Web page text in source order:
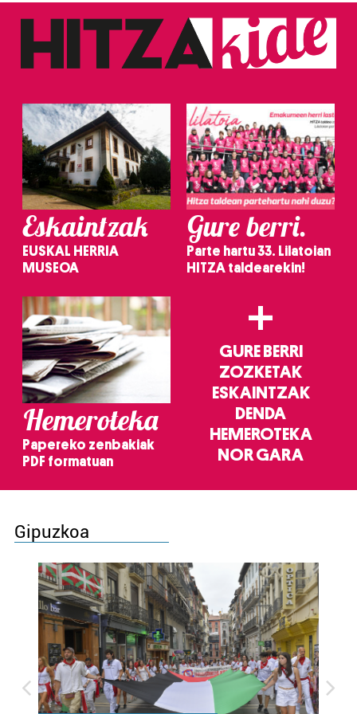
Eskaintzak
EUSKAL HERRIA
MUSEOA
Gure berri.
Parte hartu 33. Lilatoian
HITZA taldearekin!
Hemeroteka
Papereko zenbakiak
PDF formatuan
+
GURE BERRI
ZOZKETAK
ESKAINTZAK
DENDA
HEMEROTEKA
NOR GARA
Gipuzkoa